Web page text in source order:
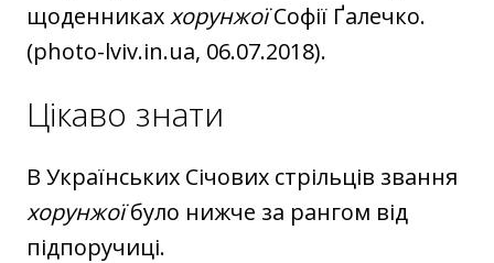
щоденникаххорунжоїСофії Ґалечко.
(photo-lviv.in.ua, 06.07.2018).
Цікаво знати
В Українських Січових стрільців звання
хорунжоїбуло нижче за рангом від
підпоручиці.